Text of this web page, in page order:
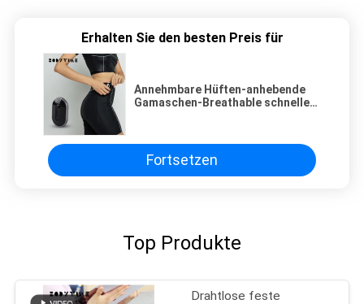
Erhalten Sie den besten Preis für
Annehmbare Hüften-anhebende
Gamaschen-Breathable schnelle
Fortsetzen
Top Produkte
Drahtlose feste